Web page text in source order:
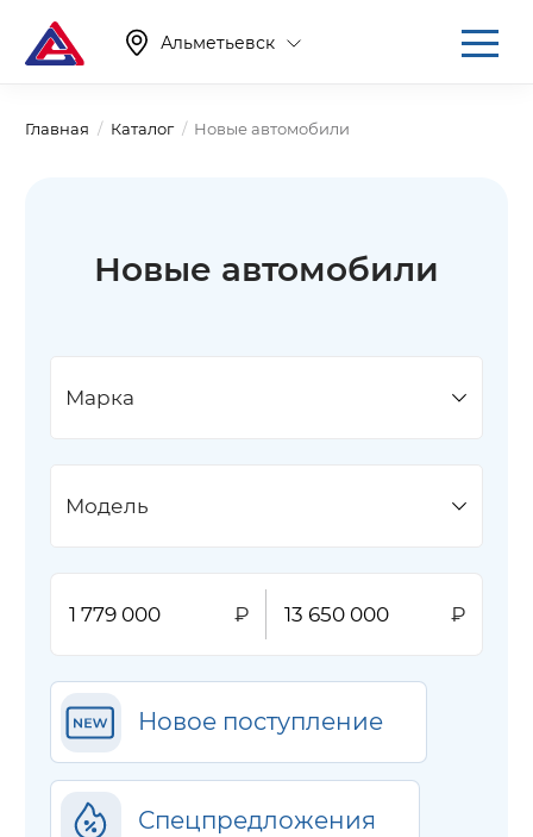
Альметьевск
Главная Каталог Новые автомобили
Новые автомобили
Марка
Модель
Новое поступление
Спецпредложения